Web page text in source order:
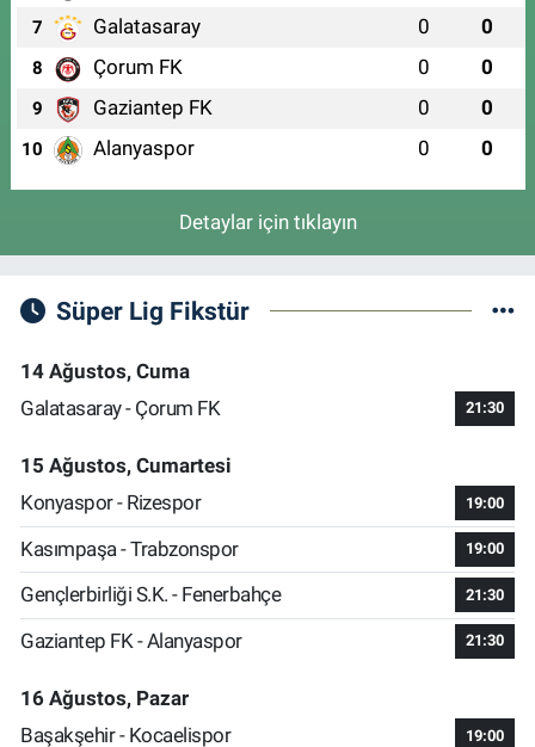
7 Galatasaray 0 0
8 Çorum FK 0 0
9 Gaziantep FK 0 0
10 Alanyaspor 0 0
Detaylar için tıklayın
Süper Lig Fikstür
14 Ağustos, Cuma
Galatasaray - Çorum FK
21:30
15 Ağustos, Cumartesi
Konyaspor - Rizespor
19:00
Kasımpaşa - Trabzonspor 19:00
Gençlerbirliği S.K. - Fenerbahçe 21:30
Gaziantep FK - Alanyaspor 21:30
16 Ağustos, Pazar
Başakşehir - Kocaelispor
19:00